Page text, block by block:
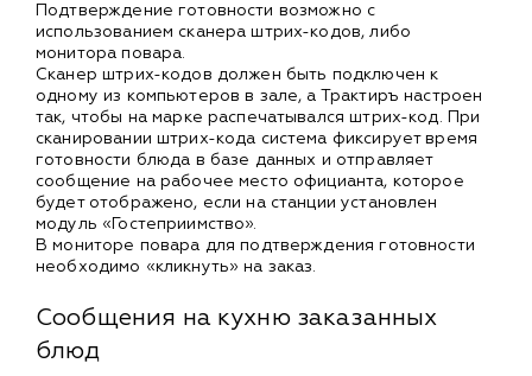
Подтверждение готовности возможно с
использованием сканера штрих-кодов, либо
монитора повара.
Сканер штрих-кодов должен быть подключен к
одному из компьютеров в зале, а Трактиръ настроен
так, чтобы на марке распечатывался штрих-код. При
сканировании штрих-кода система фиксирует время
готовности блюда в базе данных и отправляет
сообщение на рабочее место официанта, которое
будет отображено, если на станции установлен
модуль «Гостеприимство».
В мониторе повара для подтверждения готовности
необходимо «кликнуть» на заказ.
Сообщения на кухню заказанных
блюд